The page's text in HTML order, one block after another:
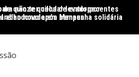
não ter celular levado por
novo após campanha solidária
de quinze quilos de entorpecentes
abandonado em Manaus